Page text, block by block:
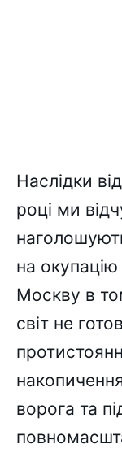
Наслідки
році ми
на
Москву в
світ не
ворога та